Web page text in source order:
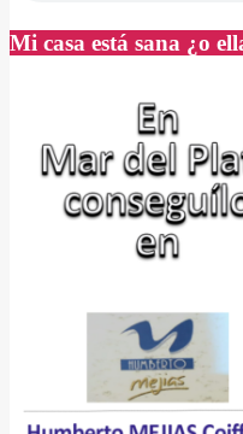
Mi casa está sana ¿o